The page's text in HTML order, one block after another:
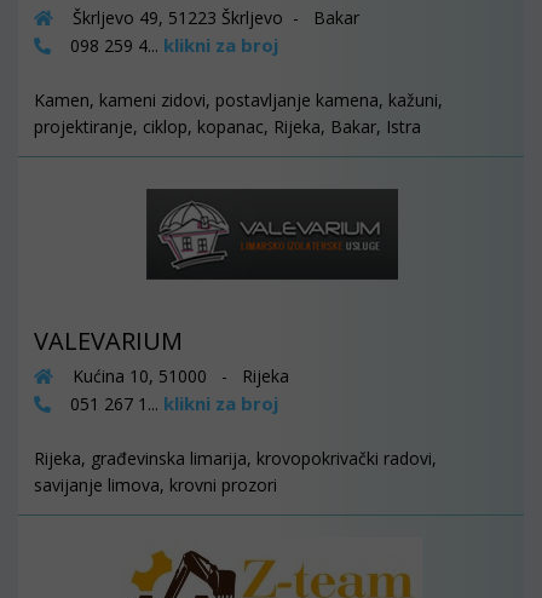
Škrljevo 49, 51223 Škrljevo - Bakar
098 259 4... klikni za broj
Kamen, kameni zidovi, postavljanje kamena, kažuni,
projektiranje, ciklop, kopanac, Rijeka, Bakar, Istra
VALEVARIUM
Kućina 10, 51000 - Rijeka
051 267 1... klikni za broj
Rijeka, građevinska limarija, krovopokrivački radovi,
savijanje limova, krovni prozori